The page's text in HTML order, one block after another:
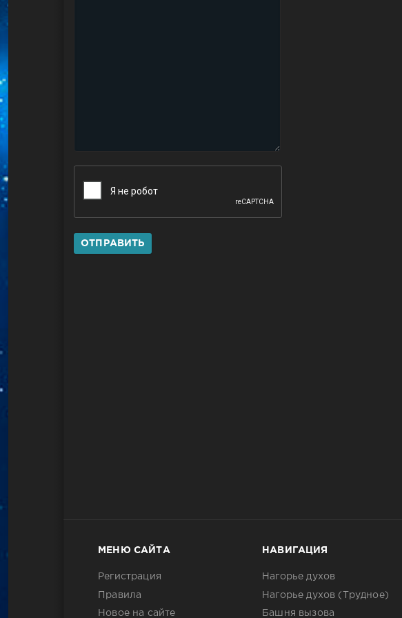
ОТПРАВИТЬ
МЕНЮ САЙТА
Регистрация
Правила
Новое на сайте
НАВИГАЦИЯ
Нагорье духов
Нагорье духов (Трудное)
Башня вызова